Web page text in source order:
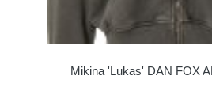
Mikina 'Lukas' DAN FOX